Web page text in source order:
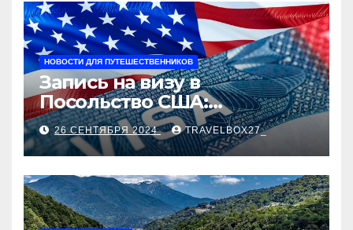
НОВОСТИ ДЛЯ ПУТЕШЕСТВЕННИКОВ
Запись на визу в
Посольство США:
Пошаговое руководство
26 СЕНТЯБРЯ 2024 TRAVELBOX27_